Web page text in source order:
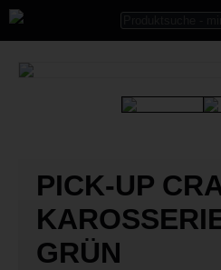
PICK-UP
GRÜN